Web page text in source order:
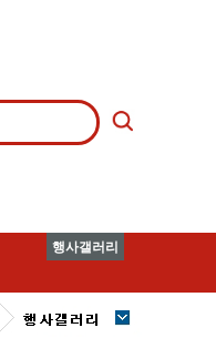
행사갤러리